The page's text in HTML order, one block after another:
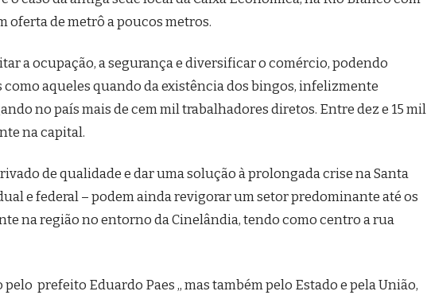
oferta de metrô a poucos metros.
a ocupação, a segurança e diversificar o comércio, podendo
aqueles quando da existência dos bingos, infelizmente
no país mais de cem mil trabalhadores diretos. Entre dez e 15 mil
na capital.
de qualidade e dar uma solução à prolongada crise na Santa
e federal – podem ainda revigorar um setor predominante até os
na região no entorno da Cinelândia, tendo como centro a rua
pelo prefeito Eduardo Paes ,, mas também pelo Estado e pela União,